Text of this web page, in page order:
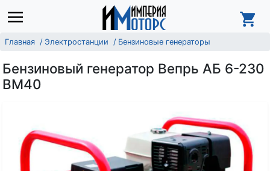
Главная Электростанции Бензиновые генераторы
Бензиновый генератор Вепрь АБ 6-230
ВМ40